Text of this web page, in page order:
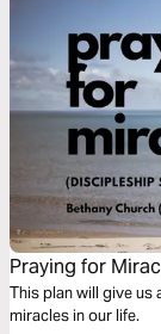
Praying for
This plan will give us
miracles in our life.